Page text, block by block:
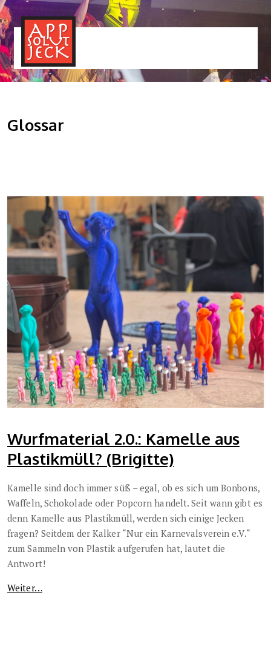
Glossar
Wurfmaterial 2.0.: Kamelle aus
Plastikmüll? (Brigitte)
Kamelle sind doch immer süß – egal, ob es sich um Bonbons,
Waffeln, Schokolade oder Popcorn handelt. Seit wann gibt es
denn Kamelle aus Plastikmüll, werden sich einige Jecken
fragen? Seitdem der Kalker “Nur ein Karnevalsverein e.V.“
zum Sammeln von Plastik aufgerufen hat, lautet die
Antwort!
Weiter…